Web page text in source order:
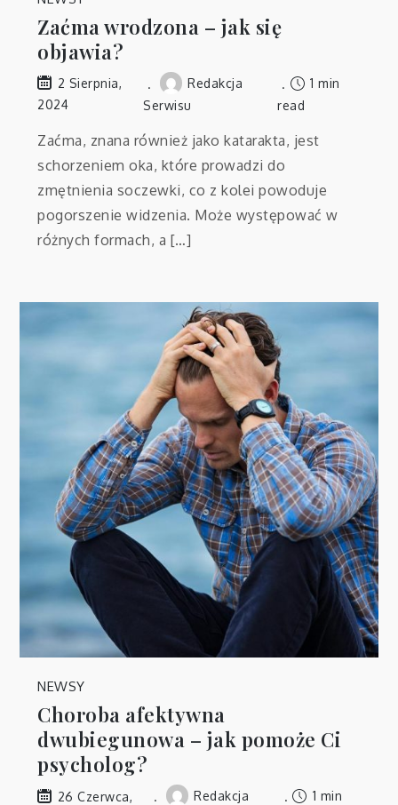
Zaćma wrodzona – jak się
objawia?
2 Sierpnia,
2024
Redakcja
Serwisu
1 min
read
Zaćma, znana również jako katarakta, jest
schorzeniem oka, które prowadzi do
zmętnienia soczewki, co z kolei powoduje
pogorszenie widzenia. Może występować w
różnych formach, a […]
NEWSY
Choroba afektywna
dwubiegunowa – jak pomoże Ci
psycholog?
26 Czerwca,
Redakcja
1 min